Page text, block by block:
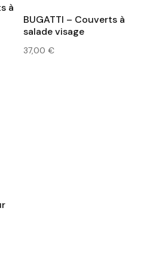
à
BUGATTI – Couverts à
salade visage
37,00€